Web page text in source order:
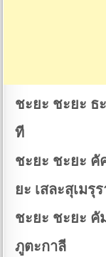
ชะยะ ชะยะ
ที
ชะยะ ชะยะ คั
ยะ เสละสุเมรุ
ชะยะ ชะยะ คั
ภูตะกาลี